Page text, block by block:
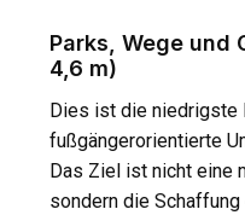
Parks, Wege und
4,6 m)
Dies ist die niedrigste
fußgängerorientierte
Das Ziel ist nicht eine
sondern die Schaffung